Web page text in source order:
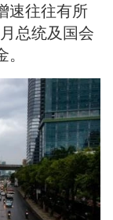
速往往有所
总统及国会